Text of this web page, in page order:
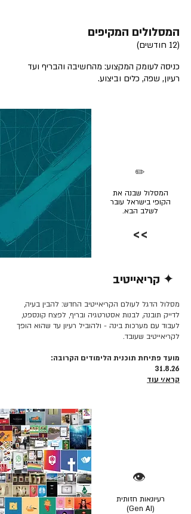
המסלולים המקיפים
(12 חודשים)
כניסה לעומק המקצוע: מהחשיבה והבריף ועד
רעיון, שפה, כלים וביצוע.
המסלול שבנה את
הקופי בישראל עובר
לשלב הבא.
✏️
>>
✦ קריאייטיב
מסלול הדגל לעולם הקריאייטיב החדש: להבין בעיה,
לדייק תובנה, לבנות אסטרטגיה ובריף, לפצח קונספט,
לעבוד עם מערכות בינה - ולהוביל רעיון עד שהוא הופך
לקריאייטיב שעובד.
מועד פתיחת תוכנית הלימודים הקרובה:
31.8.26
קרא/י עוד
👁️
רעיונאות חזותית
(Gen AI)